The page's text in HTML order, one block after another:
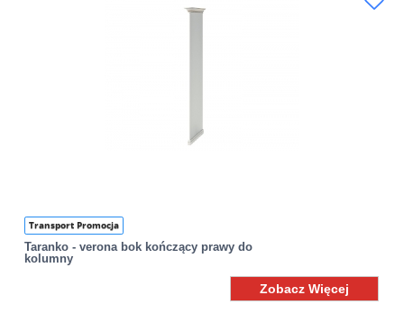
Transport Promocja
Taranko - verona bok kończący prawy do
kolumny
Zobacz Więcej